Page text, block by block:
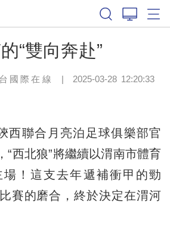
“雙向奔赴”
國際在線 | 2025-03-28 12:20:33
聯合月亮泊足球俱樂部官
“西北狼”將繼續以渭南市體育
！這支去年遞補衝甲的勁
賽的磨合，終於決定在渭河